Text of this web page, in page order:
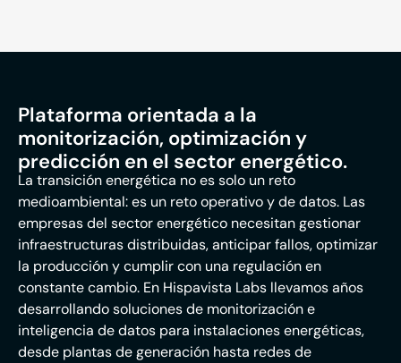
Plataforma orientada a la
monitorización, optimización y
predicción en el sector energético.
La transición energética no es solo un reto
medioambiental: es un reto operativo y de datos. Las
empresas del sector energético necesitan gestionar
infraestructuras distribuidas, anticipar fallos, optimizar
la producción y cumplir con una regulación en
constante cambio. En Hispavista Labs llevamos años
desarrollando soluciones de monitorización e
inteligencia de datos para instalaciones energéticas,
desde plantas de generación hasta redes de